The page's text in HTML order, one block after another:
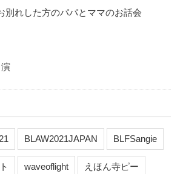
別れした方のパパとママのお話会
BLAW2021JAPAN BLFSangie
waveoflight えほん寺ピー